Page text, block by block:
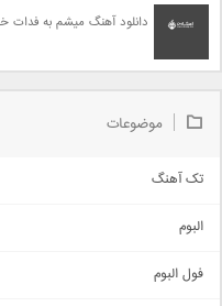
دانلود آهنگ میشم به فدات
موضوعات
تک آهنگ
اجتماعی
البوم
فول البوم